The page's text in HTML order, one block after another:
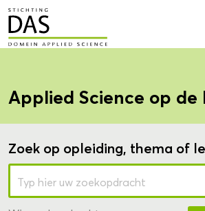
Applied Science op de
Zoek op opleiding, thema of